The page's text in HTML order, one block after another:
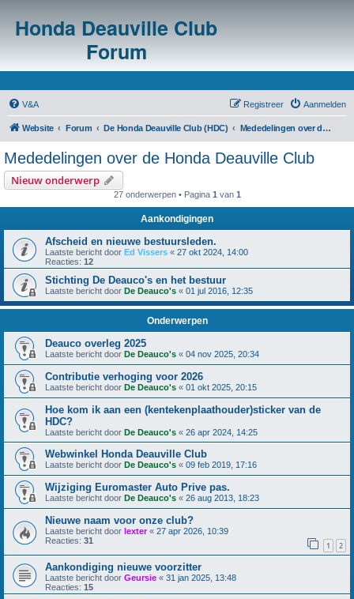
Honda Deauville Club
Forum
V&A Aanmelden
Registreer
Website Forum De Honda Deauville Club (HDC) Mededelingen over de Honda Deauville Club
Mededelingen over de Honda Deauville Club
Nieuw onderwerp
27 onderwerpen • Pagina 1 van 1
Aankondigingen
Afscheid en nieuwe bestuursleden.
Laatste bericht door Ed Vissers « 27 okt 2024, 14:00
Reacties: 12
Stichting De Deauco's en het bestuur
Laatste bericht door De Deauco's « 01 jul 2016, 12:35
Onderwerpen
Deauco overleg 2025
Laatste bericht door De Deauco's « 04 nov 2025, 20:34
Contributie verhoging voor 2026
Laatste bericht door De Deauco's « 01 okt 2025, 20:15
Hoe kom ik aan een (kentekenplaathouder)sticker van de
HDC?
Laatste bericht door De Deauco's « 26 apr 2024, 14:25
Webwinkel Honda Deauville Club
Laatste bericht door De Deauco's « 09 feb 2019, 17:16
Wijziging Euromaster Auto Prive pas.
Laatste bericht door De Deauco's « 26 aug 2013, 18:23
Nieuwe naam voor onze club?
Laatste bericht door lexter« 27 apr 2026, 10:39
Reacties: 31 1 2
Aankondiging nieuwe voorzitter
Laatste bericht door Geursie « 31 jan 2025, 13:48
Reacties: 15